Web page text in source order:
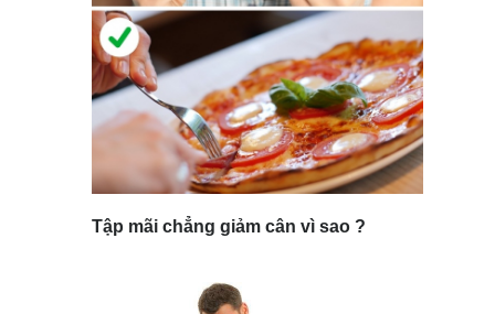
Tập mãi chẳng giảm cân vì sao ?